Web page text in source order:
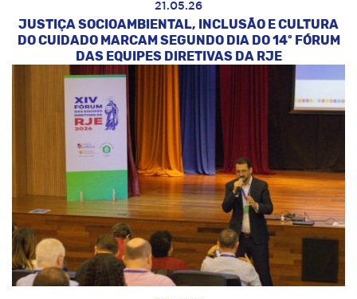
21.05.26
JUSTIÇA SOCIOAMBIENTAL, INCLUSÃO E CULTURA
DO CUIDADO MARCAM SEGUNDO DIA DO 14º FÓRUM
DAS EQUIPES DIRETIVAS DA RJE